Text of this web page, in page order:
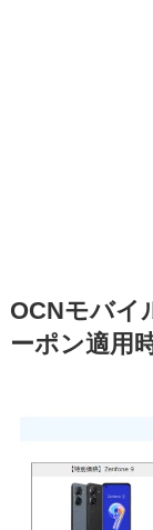
OCNモバイ
ーポン適用